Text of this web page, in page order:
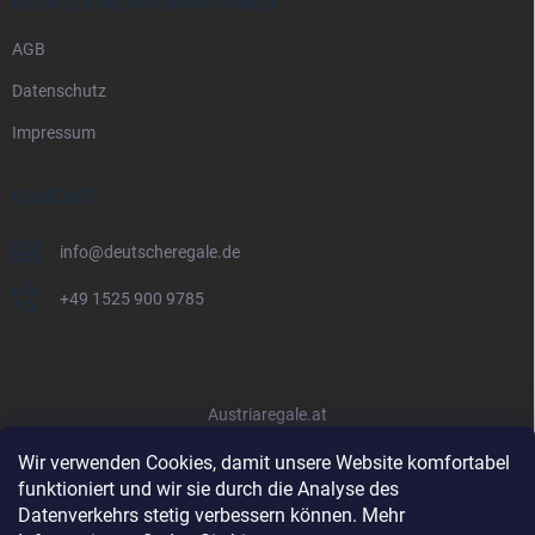
Wir verwenden Cookies, damit unsere Website komfortabel
funktioniert und wir sie durch die Analyse des
Datenverkehrs stetig verbessern können. Mehr
AGB
Datenschutz
Impressum
KONTAKT
info@deutscheregale.de
+49 1525 900 9785
Austriaregale.at